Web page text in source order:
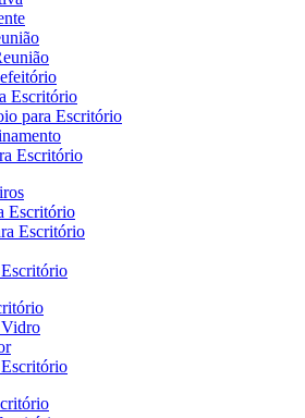
Escritório
para Escritório
Escritório
Escritório
Escritório